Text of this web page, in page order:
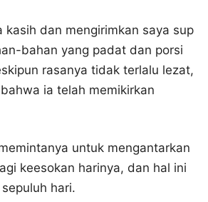
kasih dan mengirimkan saya sup
bahan yang padat dan porsi
rasanya tidak terlalu lezat,
ia telah memikirkan
untuk mengantarkan
keesokan harinya, dan hal ini
hari.